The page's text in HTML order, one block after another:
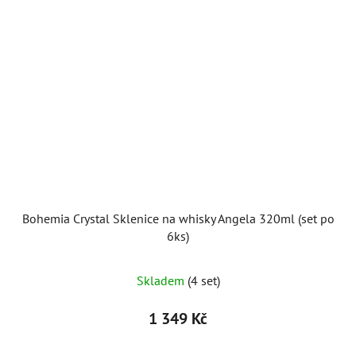
Bohemia Crystal Sklenice na whisky Angela 320ml (set po
6ks)
Skladem (4 set)
1 349 Kč